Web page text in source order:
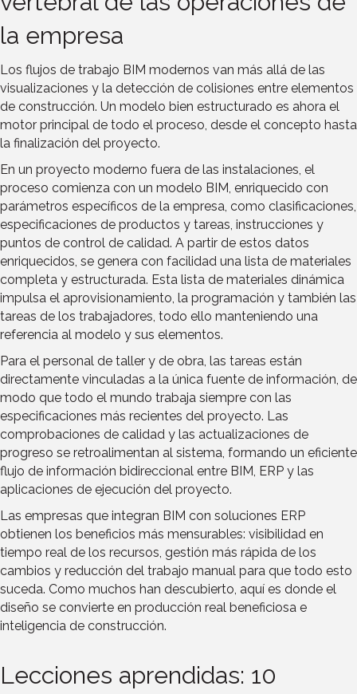
la empresa
Los flujos de trabajo BIM modernos van más allá de las
visualizaciones y la detección de colisiones entre elementos
de construcción. Un modelo bien estructurado es ahora el
motor principal de todo el proceso, desde el concepto hasta
la finalización del proyecto.
En un proyecto moderno fuera de las instalaciones, el
proceso comienza con un modelo BIM, enriquecido con
parámetros específicos de la empresa, como clasificaciones,
especificaciones de productos y tareas, instrucciones y
puntos de control de calidad. A partir de estos datos
enriquecidos, se genera con facilidad una lista de materiales
completa y estructurada. Esta lista de materiales dinámica
impulsa el aprovisionamiento, la programación y también las
tareas de los trabajadores, todo ello manteniendo una
referencia al modelo y sus elementos.
Para el personal de taller y de obra, las tareas están
directamente vinculadas a la única fuente de información, de
modo que todo el mundo trabaja siempre con las
especificaciones más recientes del proyecto. Las
comprobaciones de calidad y las actualizaciones de
progreso se retroalimentan al sistema, formando un eficiente
flujo de información bidireccional entre BIM, ERP y las
aplicaciones de ejecución del proyecto.
Las empresas que integran BIM con soluciones ERP
obtienen los beneficios más mensurables: visibilidad en
tiempo real de los recursos, gestión más rápida de los
cambios y reducción del trabajo manual para que todo esto
suceda. Como muchos han descubierto, aquí es donde el
diseño se convierte en producción real beneficiosa e
inteligencia de construcción.
Lecciones aprendidas: 10